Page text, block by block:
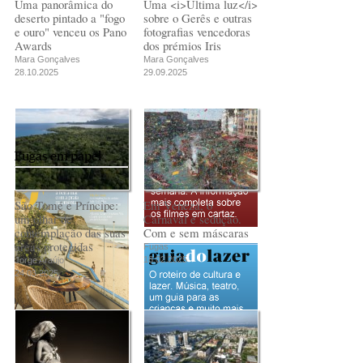
Uma panorâmica do
deserto pintado a "fogo
e ouro" venceu os Pano
Awards
Mara Gonçalves
28.10.2025
Uma <i>Última luz</i>
sobre o Gerês e outras
fotografias vencedoras
dos prémios Iris
Mara Gonçalves
29.09.2025
São Tomé e Príncipe:
um olhar de
contemplação das suas
áreas protegidas
Jorge Araújo
24.03.2025
Em Veneza, o
Carnaval é sedução.
Com e sem máscaras
Fugas
18.02.2025
Fugas em papel
PUB